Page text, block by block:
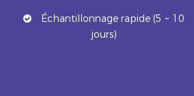
Échantillonnage rapide (5 ~ 10
jours)